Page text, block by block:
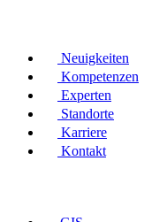
Neuigkeiten
Kompetenzen
Experten
Standorte
Karriere
Kontakt